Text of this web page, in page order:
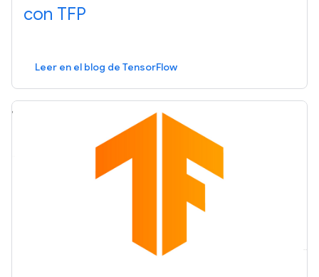
con TFP
Leer en el blog de TensorFlow